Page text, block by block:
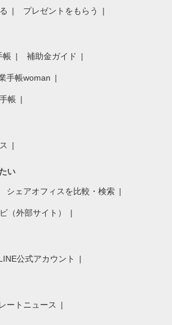
プレゼントをもらう
帳 補助金ガイド
手帳woman
帳
い
シェアオフィスを比較・検索
（外部サイト）
公式アカウント
ートニュース